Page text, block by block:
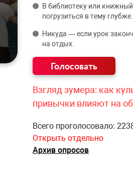
В библиотеку или
погрузиться в тему глубже.
Никуда — если урок
на отдых.
Взгляд зумера: как
привычки влияют на
Всего проголосовало:
Открыть отдельно
Архив опросов